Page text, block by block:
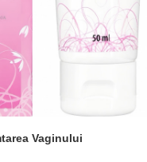
Vaginului